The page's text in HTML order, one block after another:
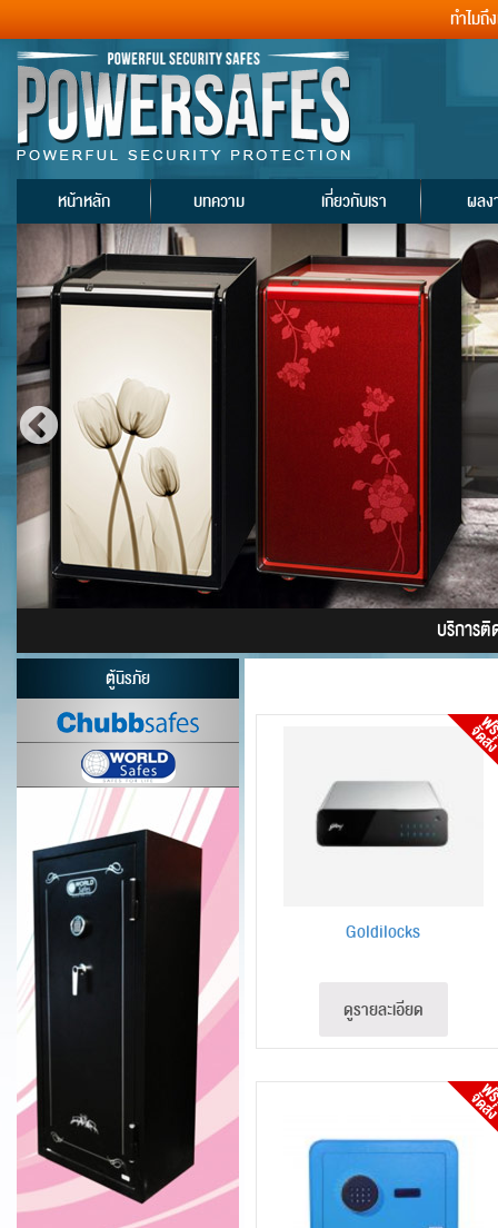
ทำไมถึ
หน้าหลัก บทความ เกี่ยวกับเรา ผลง
บริการติ
ตู้นิรภัย
Goldilocks
ดูรายละเอียด